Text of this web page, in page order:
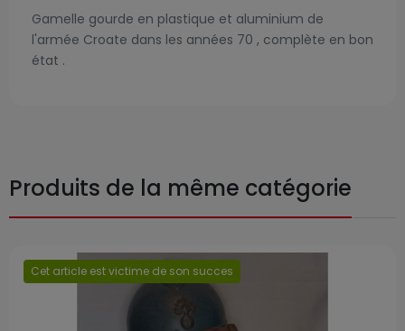
Gamelle gourde en plastique et aluminium de
l'armée Croate dans les années 70 , complète en bon
état .
Produits de la même catégorie
Cet article est victime de son succes